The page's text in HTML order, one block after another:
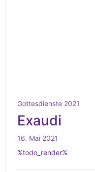
Gottesdienste 2021
Exaudi
16. Mai 2021
%todo_render%